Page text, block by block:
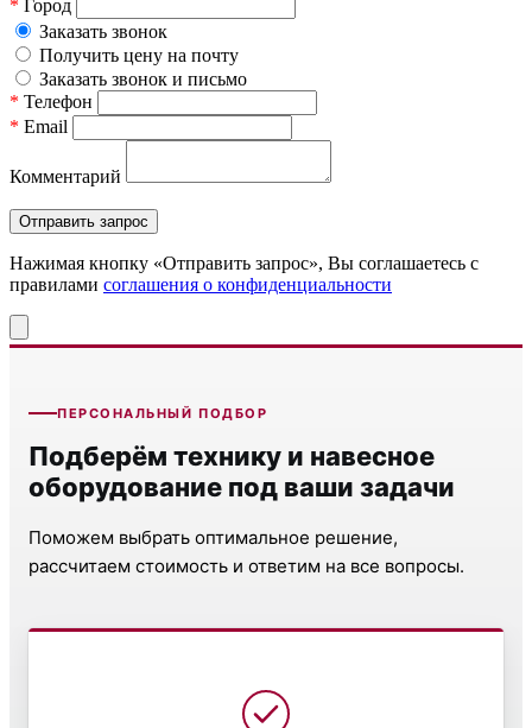
* Город
Заказать звонок
Получить цену на почту
Заказать звонок и письмо
* Телефон
* Email
Комментарий
Нажимая кнопку «Отправить запрос», Вы соглашаетесь c
правилами соглашения о конфиденциальности
ПЕРСОНАЛЬНЫЙ ПОДБОР
Подберём технику и навесное
оборудование под ваши задачи
Поможем выбрать оптимальное решение,
рассчитаем стоимость и ответим на все вопросы.